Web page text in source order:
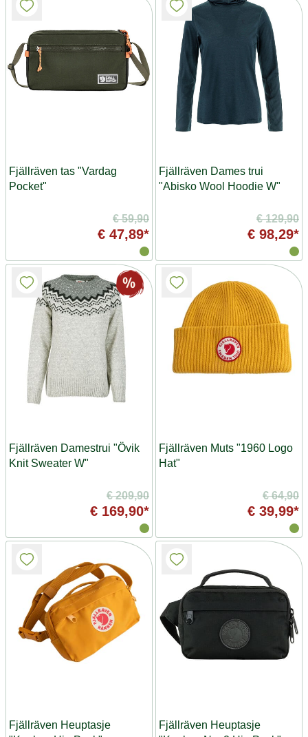
Fjällräven tas "Vardag
Pocket"
€ 59,90
€ 47,89*
Fjällräven Dames trui
"Abisko Wool Hoodie W"
€ 129,90
€ 98,29*
Fjällräven Damestrui "Övik
Knit Sweater W"
€ 209,90
€ 169,90*
Fjällräven Muts "1960 Logo
Hat"
€ 64,90
€ 39,99*
Fjällräven Heuptasje
Fjällräven Heuptasje